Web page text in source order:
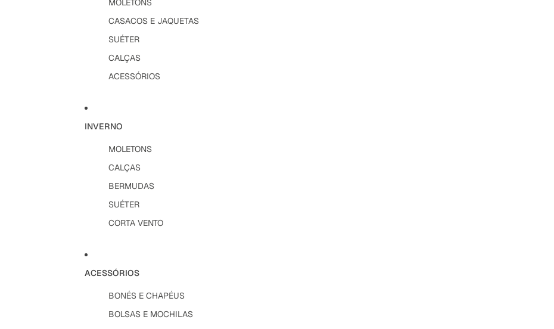
MOLETONS
CASACOS E JAQUETAS
SUÉTER
CALÇAS
ACESSÓRIOS
INVERNO
MOLETONS
CALÇAS
BERMUDAS
SUÉTER
CORTA VENTO
ACESSÓRIOS
BONÉS E CHAPÉUS
BOLSAS E MOCHILAS